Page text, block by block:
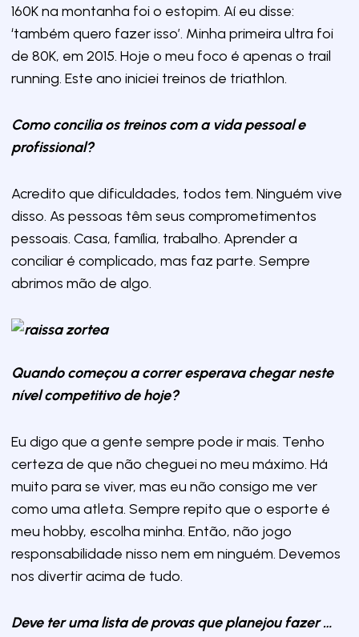
160K na montanha foi o estopim. Aí eu disse:
‘também quero fazer isso’. Minha primeira ultra foi
de 80K, em 2015. Hoje o meu foco é apenas o trail
running. Este ano iniciei treinos de triathlon.
Como concilia os treinos com a vida pessoal e
profissional?
Acredito que dificuldades, todos tem. Ninguém vive
disso. As pessoas têm seus comprometimentos
pessoais. Casa, família, trabalho. Aprender a
conciliar é complicado, mas faz parte. Sempre
abrimos mão de algo.
Quando começou a correr esperava chegar neste
nível competitivo de hoje?
Eu digo que a gente sempre pode ir mais. Tenho
certeza de que não cheguei no meu máximo. Há
muito para se viver, mas eu não consigo me ver
como uma atleta. Sempre repito que o esporte é
meu hobby, escolha minha. Então, não jogo
responsabilidade nisso nem em ninguém. Devemos
nos divertir acima de tudo.
Deve ter uma lista de provas que planejou fazer …